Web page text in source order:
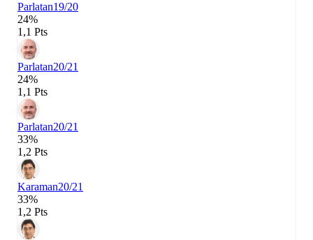
Parlatan19/20
24%
1,1 Pts
Parlatan20/21
24%
1,1 Pts
Parlatan20/21
33%
1,2 Pts
Karaman20/21
33%
1,2 Pts